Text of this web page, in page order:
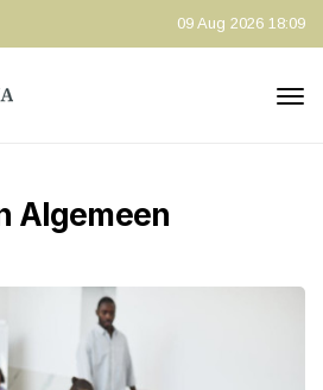
09 Aug 2026 18:09
Algemeen